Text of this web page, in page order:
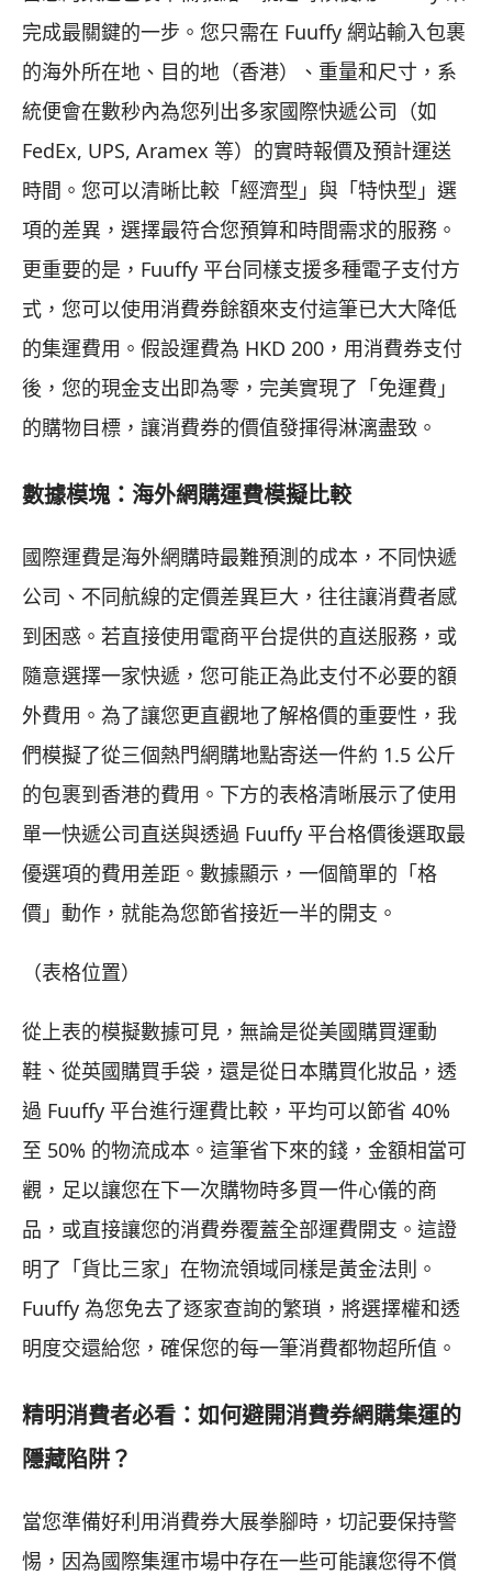
完成最關鍵的一步。您只需在 Fuuffy 網站輸入包裹
的海外所在地、目的地（香港）、重量和尺寸，系
統便會在數秒內為您列出多家國際快遞公司（如
FedEx, UPS, Aramex 等）的實時報價及預計運送
時間。您可以清晰比較「經濟型」與「特快型」選
項的差異，選擇最符合您預算和時間需求的服務。
更重要的是，Fuuffy 平台同樣支援多種電子支付方
式，您可以使用消費券餘額來支付這筆已大大降低
的集運費用。假設運費為 HKD 200，用消費券支付
後，您的現金支出即為零，完美實現了「免運費」
的購物目標，讓消費券的價值發揮得淋漓盡致。
數據模塊：海外網購運費模擬比較
國際運費是海外網購時最難預測的成本，不同快遞
公司、不同航線的定價差異巨大，往往讓消費者感
到困惑。若直接使用電商平台提供的直送服務，或
隨意選擇一家快遞，您可能正為此支付不必要的額
外費用。為了讓您更直觀地了解格價的重要性，我
們模擬了從三個熱門網購地點寄送一件約 1.5 公斤
的包裹到香港的費用。下方的表格清晰展示了使用
單一快遞公司直送與透過 Fuuffy 平台格價後選取最
優選項的費用差距。數據顯示，一個簡單的「格
價」動作，就能為您節省接近一半的開支。
（表格位置）
從上表的模擬數據可見，無論是從美國購買運動
鞋、從英國購買手袋，還是從日本購買化妝品，透
過 Fuuffy 平台進行運費比較，平均可以節省 40%
至 50% 的物流成本。這筆省下來的錢，金額相當可
觀，足以讓您在下一次購物時多買一件心儀的商
品，或直接讓您的消費券覆蓋全部運費開支。這證
明了「貨比三家」在物流領域同樣是黃金法則。
Fuuffy 為您免去了逐家查詢的繁瑣，將選擇權和透
明度交還給您，確保您的每一筆消費都物超所值。
精明消費者必看：如何避開消費券網購集運的
隱藏陷阱？
當您準備好利用消費券大展拳腳時，切記要保持警
惕，因為國際集運市場中存在一些可能讓您得不償